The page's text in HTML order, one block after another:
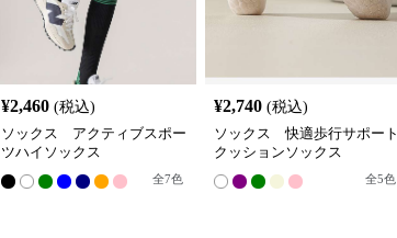
¥2,460 (税込)
ソックス アクティブスポー
ツハイソックス
全7色
¥2,740 (税込)
ソックス 快適歩行サポート
クッションソックス
全5色